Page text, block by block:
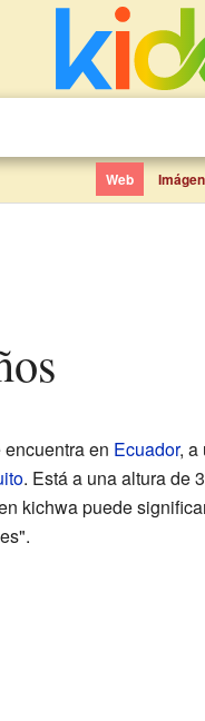
Web
en Ecuador, a
. Está a una altura de
kichwa puede